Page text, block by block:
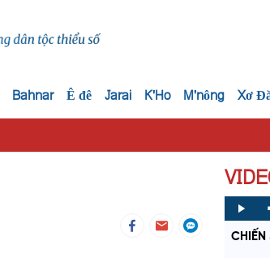
Bahnar Ê đê Jarai K'Ho M'nông Xơ
P
l
y
CHIẾN